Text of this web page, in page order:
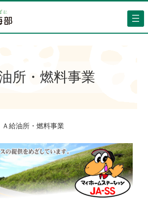
所・燃料事業
Ａ給油所・燃料事業